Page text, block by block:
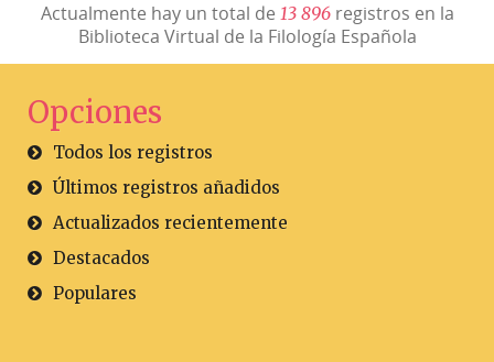
Actualmente hay un total de 13 896registros en la
Biblioteca Virtual de la Filología Española
Opciones
Todos los registros
Últimos registros añadidos
Actualizados recientemente
Destacados
Populares